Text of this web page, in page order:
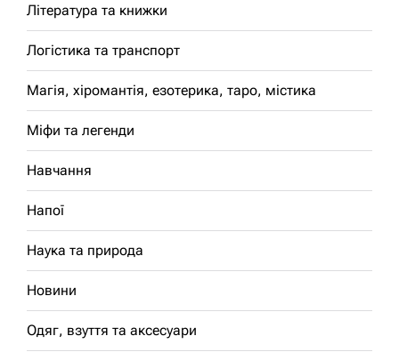
Література та книжки
Логістика та транспорт
Магія, хіромантія, езотерика, таро, містика
Міфи та легенди
Навчання
Напої
Наука та природа
Новини
Одяг, взуття та аксесуари